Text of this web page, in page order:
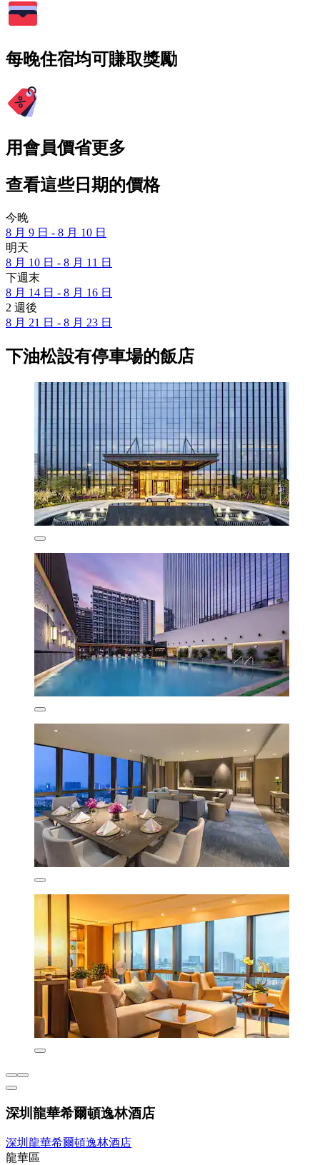
每晚住宿均可賺取獎勵
用會員價省更多
查看這些日期的價格
今晚
8 月 9 日 - 8 月 10 日
明天
8 月 10 日 - 8 月 11 日
下週末
8 月 14 日 - 8 月 16 日
2 週後
8 月 21 日 - 8 月 23 日
下油松設有停車場的飯店
深圳龍華希爾頓逸林酒店
深圳龍華希爾頓逸林酒店
龍華區